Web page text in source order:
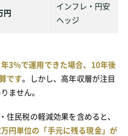
円
インフレ・円安
ヘッジ
年3％で運用できた場合、10年後
です。しかし、高年収層が注目
ません。
住民税の軽減効果を含めると、
円単位の「手元に残る現金」が